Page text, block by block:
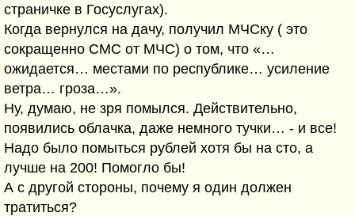
страничке в Госуслугах).
Когда вернулся на дачу, получил МЧСку ( это
сокращенно СМС от МЧС) о том, что «…
ожидается… местами по республике… усиление
ветра… гроза…».
Ну, думаю, не зря помылся. Действительно,
появились облачка, даже немного тучки… - и все!
Надо было помыться рублей хотя бы на сто, а
лучше на 200! Помогло бы!
А с другой стороны, почему я один должен
тратиться?